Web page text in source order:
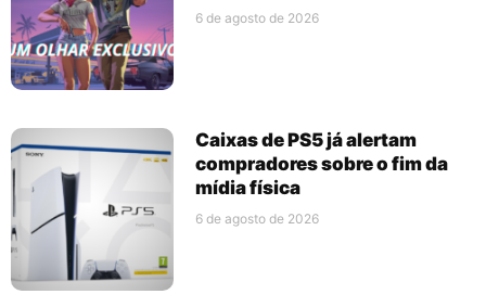
6 de agosto de 2026
Caixas de PS5 já alertam
compradores sobre o fim da
mídia física
6 de agosto de 2026